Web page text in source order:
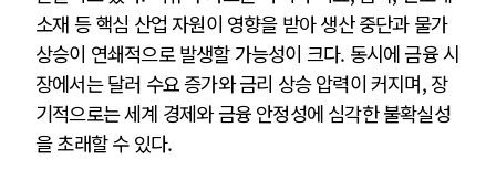
소재 등 핵심 산업 자원이 영향을 받아 생산 중단과 물가
상승이 연쇄적으로 발생할 가능성이 크다. 동시에 금융 시
장에서는 달러 수요 증가와 금리 상승 압력이 커지며, 장
기적으로는 세계 경제와 금융 안정성에 심각한 불확실성
을 초래할 수 있다.